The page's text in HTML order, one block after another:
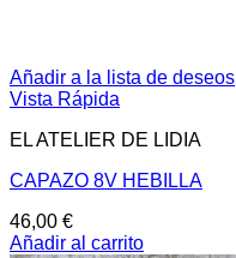
Añadir a la lista de deseos
Vista Rápida
EL ATELIER DE LIDIA
CAPAZO 8V HEBILLA
46,00 €
Añadir al carrito